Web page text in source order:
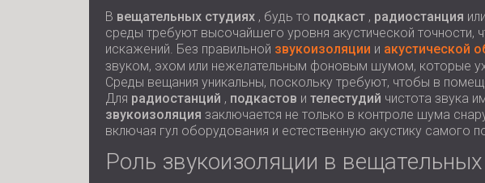
В вещательных студиях , будь то подкаст , радиостанция или
среды требуют высочайшего уровня акустической
искажений. Без правильной звукоизоляции и акустической
звуком, эхом или нежелательным фоновым шумом, которые
Среды вещания уникальны, поскольку требуют, чтобы в
Для радиостанций , подкастов и телестудий чистота звука
звукоизоляция заключается не только в контроле шума
включая гул оборудования и естественную акустику самого
Роль звукоизоляции в вещательных